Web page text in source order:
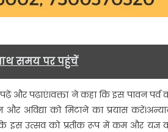
समय पर पहुंचें
पढ़ें और पढ़ाएं।वक्ता ने कहा कि इस पावन पर्व
और अविद्या को मिटाने का प्रयास
इस उत्सव को प्रतीक रूप में कम और यज्ञ